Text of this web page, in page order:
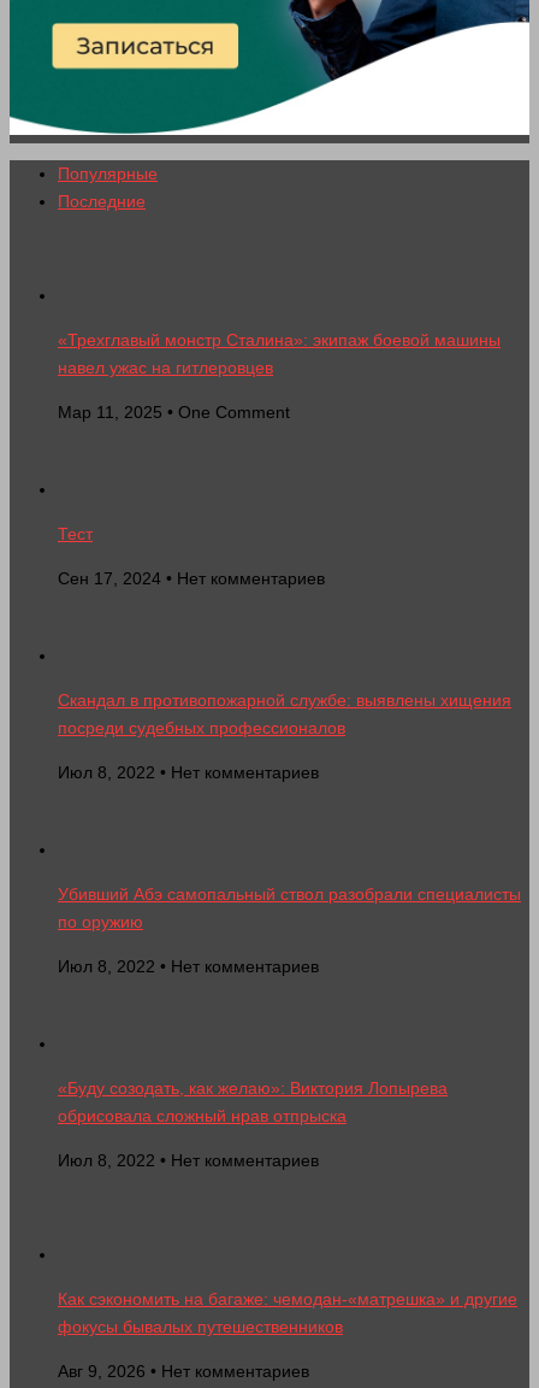
Популярные
Последние
«Трехглавый монстр Сталина»: экипаж боевой машины
навел ужас на гитлеровцев
Мар 11, 2025 • One Comment
Тест
Сен 17, 2024 • Нет комментариев
Скандал в противопожарной службе: выявлены хищения
посреди судебных профессионалов
Июл 8, 2022 • Нет комментариев
Убивший Абэ самопальный ствол разобрали специалисты
по оружию
Июл 8, 2022 • Нет комментариев
«Буду созодать, как желаю»: Виктория Лопырева
обрисовала сложный нрав отпрыска
Июл 8, 2022 • Нет комментариев
Как сэкономить на багаже: чемодан-«матрешка» и другие
фокусы бывалых путешественников
Авг 9, 2026 • Нет комментариев